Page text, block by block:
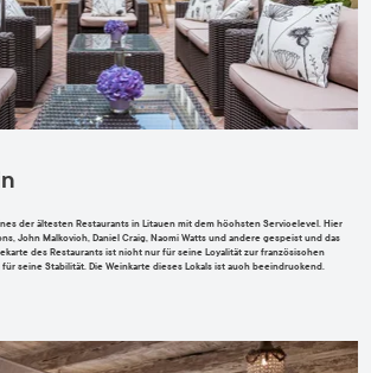
der ältesten Restaurants in Litauen mit dem höchsten Servicelevel. Hier
John Malkovich, Daniel Craig, Naomi Watts und andere gespeist und das
des Restaurants ist nicht nur für seine Loyalität zur französischen
seine Stabilität. Die Weinkarte dieses Lokals ist auch beeindruckend.